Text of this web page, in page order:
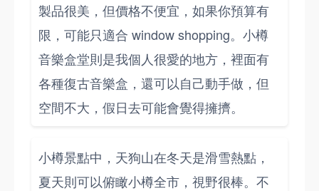
製品很美，但價格不便宜，如果你預算有
限，可能只適合 window shopping。小樽
音樂盒堂則是我個人很愛的地方，裡面有
各種復古音樂盒，還可以自己動手做，但
空間不大，假日去可能會覺得擁擠。
小樽景點中，天狗山在冬天是滑雪熱點，
夏天則可以俯瞰小樽全市，視野很棒。不